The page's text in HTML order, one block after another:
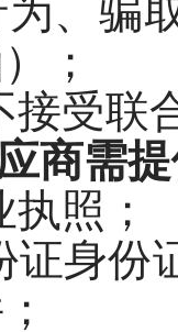
、骗
；
接受联
商需
照；
证身份